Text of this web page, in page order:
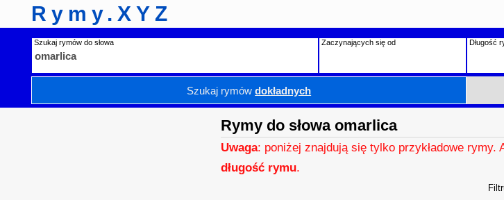
Rymy.XYZ
Szukaj rymów do słowa Zaczynających się od Długość
Szukaj rymówdokładnych
Rymy do słowa omarlica
Uwaga: poniżej znajdują się tylko przykładowe rymy.
długość rymu.